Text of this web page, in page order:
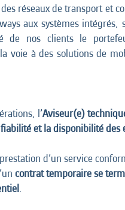
réseaux de transport et
aux systèmes
de nos clients le
voie à des solutions de
l’Aviseur(e)
et la disponibilité
d’un service
contrat temporaire se
.